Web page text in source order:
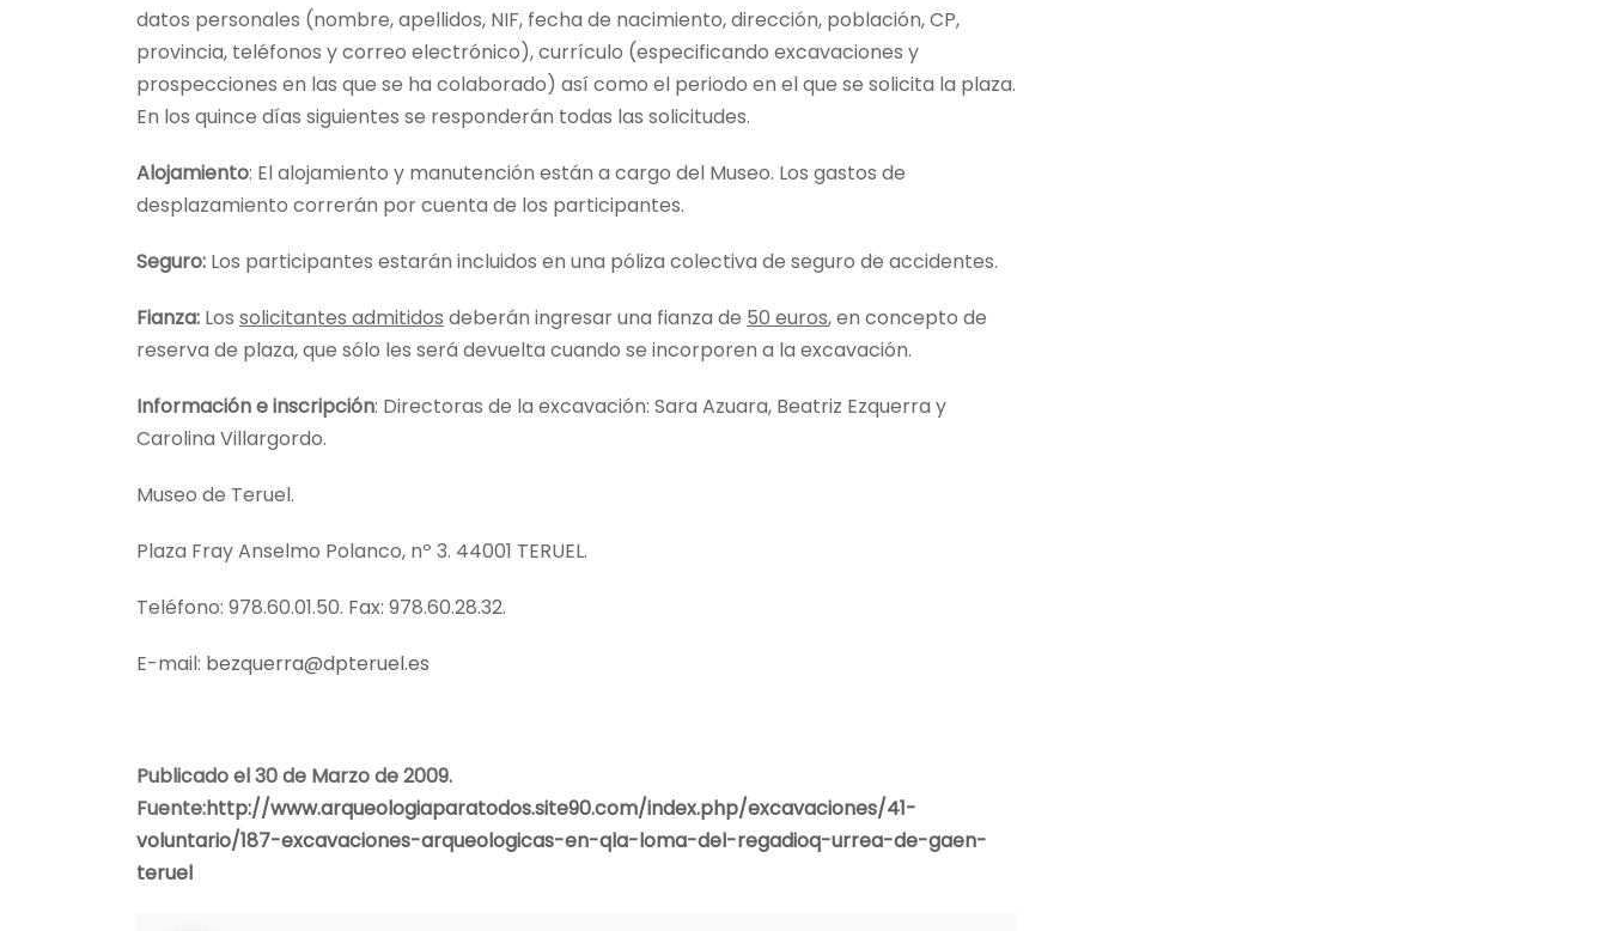
datos personales (nombre, apellidos, NIF, fecha de nacimiento, dirección, población, CP,
provincia, teléfonos y correo electrónico), currículo (especificando excavaciones y
prospecciones en las que se ha colaborado) así como el periodo en el que se solicita la plaza.
En los quince días siguientes se responderán todas las solicitudes.
Alojamiento: El alojamiento y manutención están a cargo del Museo. Los gastos de
desplazamiento correrán por cuenta de los participantes.
Seguro: Los participantes estarán incluidos en una póliza colectiva de seguro de accidentes.
Fianza: Los solicitantes admitidos deberán ingresar una fianza de 50 euros, en concepto de
reserva de plaza, que sólo les será devuelta cuando se incorporen a la excavación.
Información e inscripción: Directoras de la excavación: Sara Azuara, Beatriz Ezquerra y
Carolina Villargordo.
Museo de Teruel.
Plaza Fray Anselmo Polanco, nº 3. 44001 TERUEL.
Teléfono: 978.60.01.50. Fax: 978.60.28.32.
E-mail: bezquerra@dpteruel.es
Publicado el 30 de Marzo de 2009.
Fuente:http://www.arqueologiaparatodos.site90.com/index.php/excavaciones/41-
voluntario/187-excavaciones-arqueologicas-en-qla-loma-del-regadioq-urrea-de-gaen-
teruel